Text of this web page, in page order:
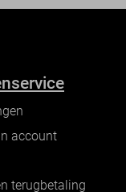
account
terugbetaling